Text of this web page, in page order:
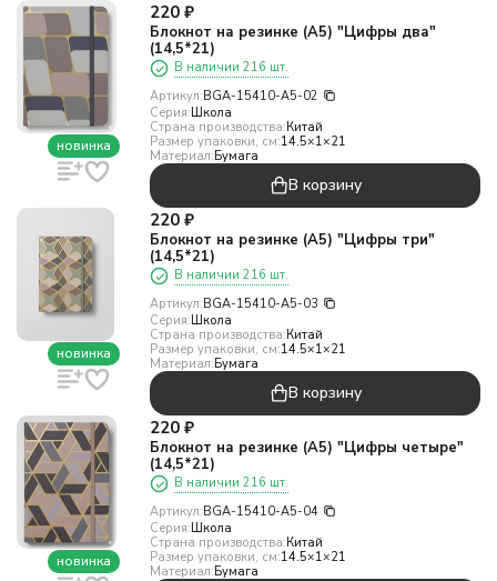
новинка
220 ₽
Блокнот на резинке (А5) "Цифры два"
(14,5*21)
В наличии 216 шт.
Артикул:BGA-15410-A5-02
Серия:Школа
Страна производства:Китай
Размер упаковки, см:14.5×1×21
Материал:Бумага
В корзину
новинка
220 ₽
Блокнот на резинке (А5) "Цифры три"
(14,5*21)
В наличии 216 шт.
Артикул:BGA-15410-A5-03
Серия:Школа
Страна производства:Китай
Размер упаковки, см:14.5×1×21
Материал:Бумага
В корзину
новинка
220 ₽
Блокнот на резинке (А5) "Цифры четыре"
(14,5*21)
В наличии 216 шт.
Артикул:BGA-15410-A5-04
Серия:Школа
Страна производства:Китай
Размер упаковки, см:14.5×1×21
Материал:Бумага